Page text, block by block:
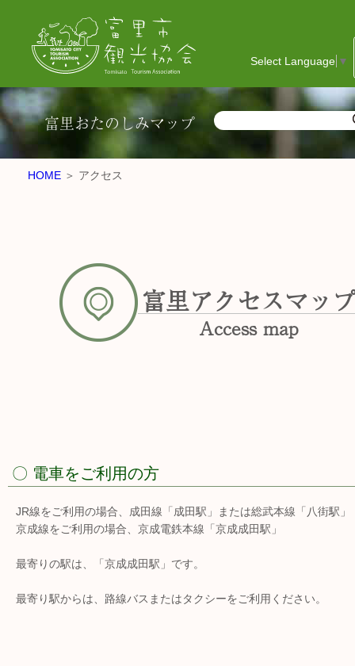
Select Language ▼
富里おたのしみマップ
HOME ＞ アクセス
富里アクセスマップ
Access map
〇 電車をご利用の方
JR線をご利用の場合、成田線「成田駅」または総武本線「八街駅」
京成線をご利用の場合、京成電鉄本線「京成成田駅」
最寄りの駅は、「京成成田駅」です。
最寄り駅からは、路線バスまたはタクシーをご利用ください。